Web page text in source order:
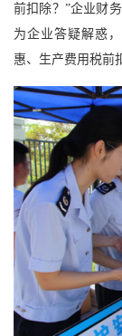
前扣除？”企业财
为企业答疑解惑
惠、生产费用税前